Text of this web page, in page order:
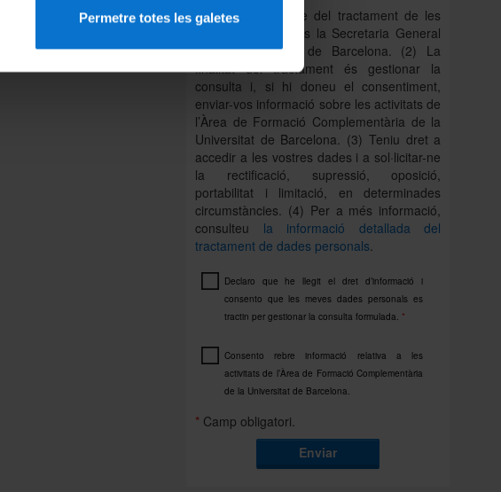
Permetre totes les galetes(1) La responsable del tractament de les
dades personals és la Secretaria General
de la Universitat de Barcelona. (2) La
finalitat del tractament és gestionar la
consulta i, si hi doneu el consentiment,
enviar-vos informació sobre les activitats de
l’Àrea de Formació Complementària de la
Universitat de Barcelona. (3) Teniu dret a
accedir a les vostres dades i a sol·licitar-ne
la rectificació, supressió, oposició,
portabilitat i limitació, en determinades
circumstàncies. (4) Per a més informació,
consulteu la informació detallada del
tractament de dades personals.
Declaro que he llegit el dret d’informació i
consento que les meves dades personals es
tractin per gestionar la consulta formulada. *
Consento rebre informació relativa a les
activitats de l’Àrea de Formació Complementària
de la Universitat de Barcelona.
* Camp obligatori.
Enviar